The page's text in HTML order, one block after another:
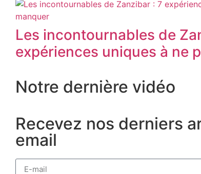
Les incontournables de
expériences uniques à ne
Notre dernière vidéo
Recevez nos derniers
email